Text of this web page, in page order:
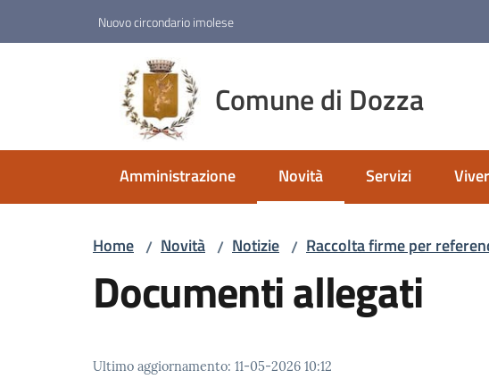
Nuovo circondario imolese
Comune di Dozza
Amministrazione Novità
Menu selezionato
Servizi
Home / Novità / Notizie / Raccolta firme per
Documenti allegati
Ultimo aggiornamento: 11-05-2026 10:12